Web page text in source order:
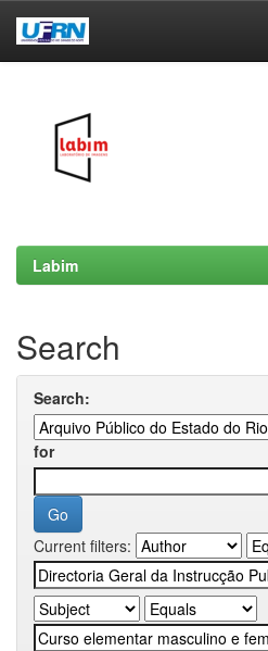
Labim
Search
Search:
for
Current filters: